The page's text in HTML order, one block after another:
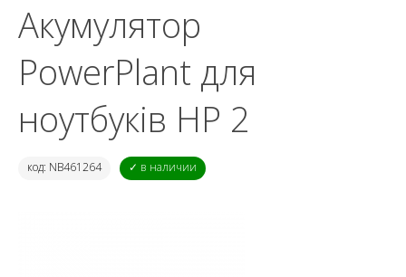
Акумулятор
PowerPlant для
ноутбуків HP 2
код: NB461264 ✓ в наличии